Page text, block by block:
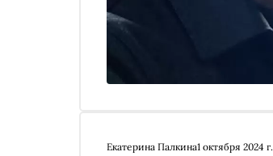
Екатерина Палкина1 октября 2024 г.